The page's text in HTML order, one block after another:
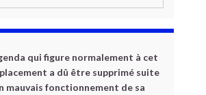
qui figure normalement à cet
a dû être supprimé suite
mauvais fonctionnement de sa